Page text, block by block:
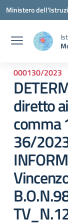
Vai ai contenuti
Vai al menu di
Vai al footer
Ministero
000130/2023
diretto
comma
36/